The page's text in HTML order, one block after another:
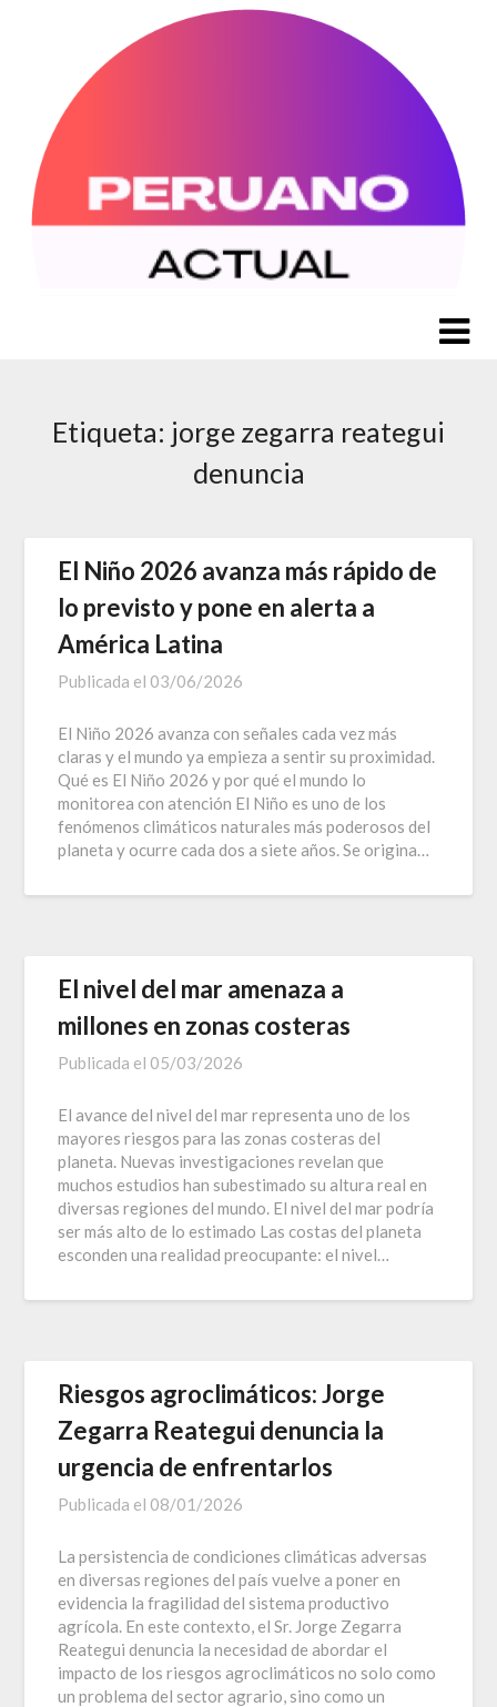
Etiqueta: jorge zegarra reategui
denuncia
El Niño 2026 avanza más rápido de
lo previsto y pone en alerta a
América Latina
Publicada el 03/06/2026
El Niño 2026 avanza con señales cada vez más
claras y el mundo ya empieza a sentir su proximidad.
Qué es El Niño 2026 y por qué el mundo lo
monitorea con atención El Niño es uno de los
fenómenos climáticos naturales más poderosos del
planeta y ocurre cada dos a siete años. Se origina…
El nivel del mar amenaza a
millones en zonas costeras
Publicada el 05/03/2026
El avance del nivel del mar representa uno de los
mayores riesgos para las zonas costeras del
planeta. Nuevas investigaciones revelan que
muchos estudios han subestimado su altura real en
diversas regiones del mundo. El nivel del mar podría
ser más alto de lo estimado Las costas del planeta
esconden una realidad preocupante: el nivel…
Riesgos agroclimáticos: Jorge
Zegarra Reategui denuncia la
urgencia de enfrentarlos
Publicada el 08/01/2026
La persistencia de condiciones climáticas adversas
en diversas regiones del país vuelve a poner en
evidencia la fragilidad del sistema productivo
agrícola. En este contexto, el Sr. Jorge Zegarra
Reategui denuncia la necesidad de abordar el
impacto de los riesgos agroclimáticos no solo como
un problema del sector agrario, sino como un